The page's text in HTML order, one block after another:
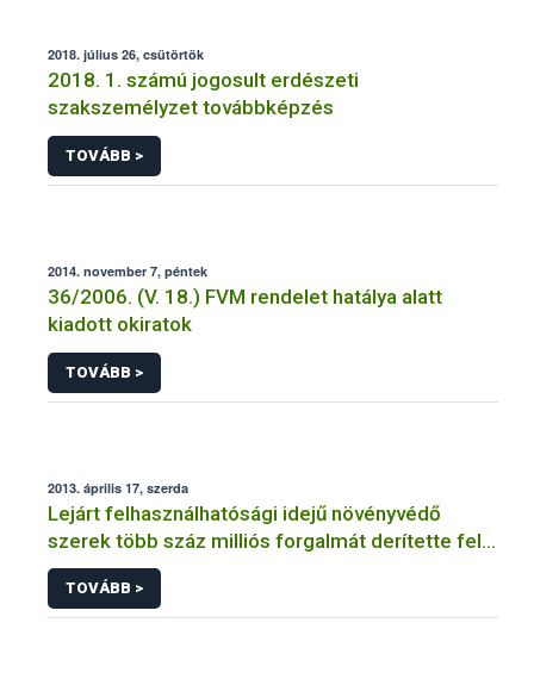
2018. július 26, csütörtök
2018. 1. számú jogosult erdészeti
szakszemélyzet továbbképzés
TOVÁBB >
2014. november 7, péntek
36/2006. (V. 18.) FVM rendelet hatálya alatt
kiadott okiratok
TOVÁBB >
2013. április 17, szerda
Lejárt felhasználhatósági idejű növényvédő
szerek több száz milliós forgalmát derítette fel a
NÉBIH
TOVÁBB >